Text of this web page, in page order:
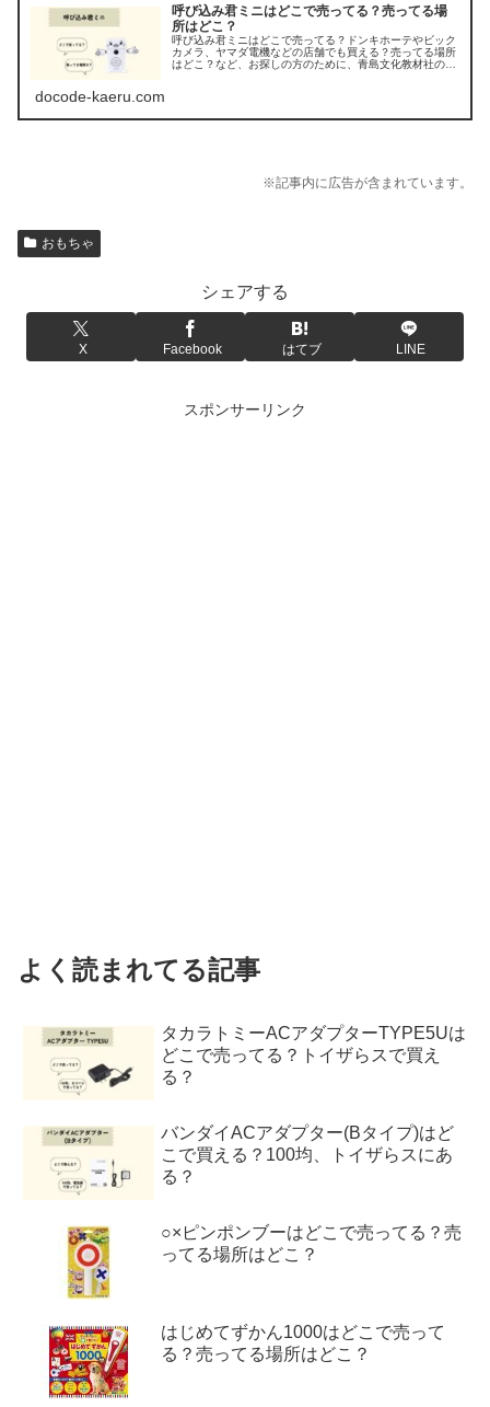
呼び込み君ミニはどこで売ってる？売ってる場
所はどこ？
呼び込み君ミニはどこで売ってる？ドンキホーテやビック
カメラ、ヤマダ電機などの店舗でも買える？売ってる場所
はどこ？など、お探しの方のために、青島文化教材社の
docode-kaeru.com
※記事内に広告が含まれています。
おもちゃ
シェアする
X Facebook はてブ LINE
スポンサーリンク
よく読まれてる記事
タカラトミーACアダプターTYPE5Uは
どこで売ってる？トイザらスで買え
る？
バンダイACアダプター(Bタイプ)はど
こで買える？100均、トイザらスにあ
る？
○×ピンポンブーはどこで売ってる？売
ってる場所はどこ？
はじめてずかん1000はどこで売って
る？売ってる場所はどこ？